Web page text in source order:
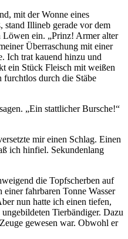
mit der Wonne eines
stand Illineb gerade vor dem
ein. „Prinz! Armer alter
Überraschung mit einer
Ich trat kauend hinzu und
ein Stück Fleisch mit weißen
durch die Stäbe
„Ein stattlicher Bursche!“
mir einen Schlag. Einen
ich hinfiel. Sekundenlang
die Topfscherben auf
fahrbaren Tonne Wasser
nun hatte ich einen tiefen,
Tierbändiger. Dazu
gewesen war. Obwohl er